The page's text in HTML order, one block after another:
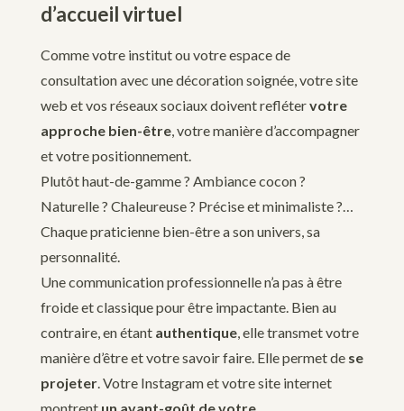
d’accueil virtuel
Comme votre institut ou votre espace de
consultation avec une décoration soignée, votre site
web et vos réseaux sociaux doivent reflétervotre
approche bien-être, votre manière d’accompagner
et votre positionnement.
Plutôt haut-de-gamme ? Ambiance cocon ?
Naturelle ? Chaleureuse ? Précise et minimaliste ?…
Chaque praticienne bien-être a son univers, sa
personnalité.
Une communication professionnelle n’a pas à être
froide et classique pour être impactante. Bien au
contraire, en étant authentique, elle transmet votre
manière d’être et votre savoir faire. Elle permet de se
projeter. Votre Instagram et votre site internet
montrent un avant-goût de votre